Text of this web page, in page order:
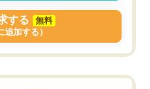
する
無料
追加する）